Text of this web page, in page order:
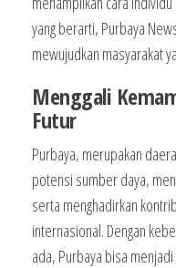
yang berarti, Purbaya
mewujudkan masyarakat
Menggali
Futur
Purbaya, merupakan
potensi sumber daya,
serta menghadirkan
internasional. Dengan
ada, Purbaya bisa